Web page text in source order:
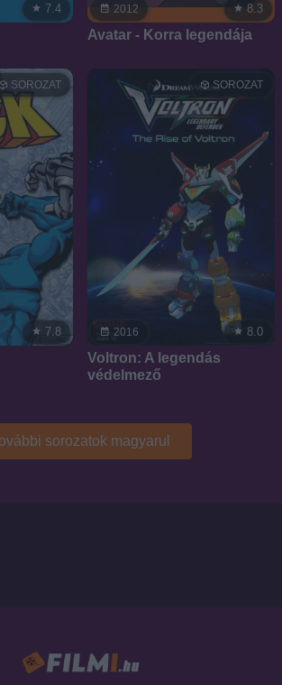
7.4 2012 8.3
Avatar - Korra legendája
SOROZAT
7.8 2016
SOROZAT
8.0
Voltron: A legendás
védelmező
sorozatok magyarul